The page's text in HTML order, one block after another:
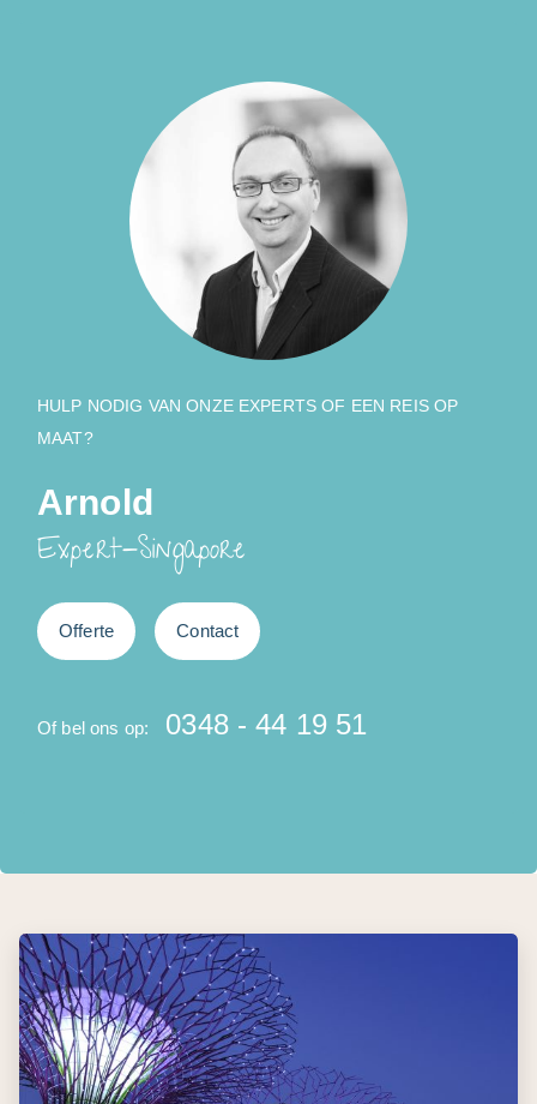
HULP NODIG VAN ONZE EXPERTS OF EEN REIS OP
MAAT?
Arnold
Expert-Singapore
Offerte Contact
Of bel ons op: 0348 - 44 19 51